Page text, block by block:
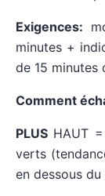
Exigences:
minutes +
de 15 minutes
Comment
PLUS HAUT
verts
en dessous du